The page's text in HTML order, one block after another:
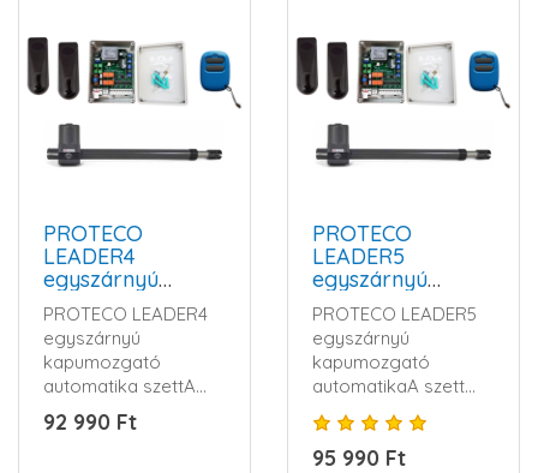
PROTECO
LEADER4
egyszárnyú
kapumozgató
automatika
PROTECO LEADER4
egyszárnyú
kapumozgató
automatika szettA
szett tartalma:1 db
LEADER4 motor
92 990 Ft
PROTECO
LEADER5
egyszárnyú
kapumozgató
automatika
PROTECO LEADER5
egyszárnyú
kapumozgató
automatikaA szett
tartalma:1 db
LEADER5 motor
(jobbos vagy ba..
95 990 Ft